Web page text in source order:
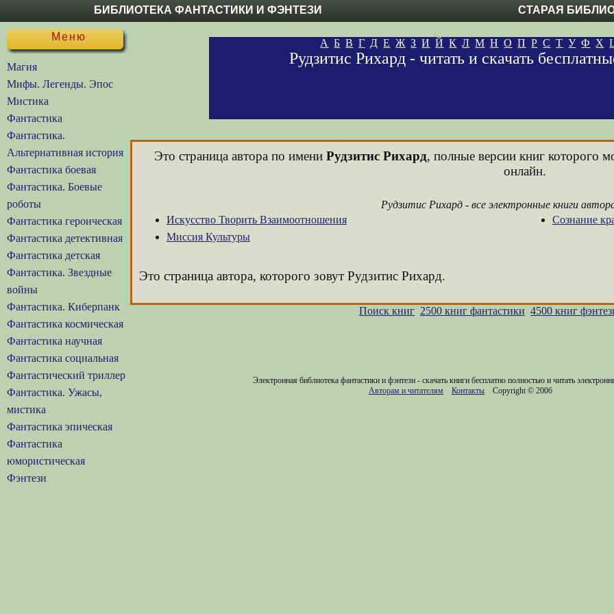
БИБЛИОТЕКА ФАНТАСТИКИ И ФЭНТЕЗИ СТАРАЯ
Меню
Магия
Мифы. Легенды. Эпос
Мистика
Фантастика
Фантастика.
Альтернативная история
Фантастика боевая
Фантастика. Боевые
роботы
Фантастика героическая
Фантастика детективная
Фантастика детская
Фантастика. Звездные
войны
Фантастика. Киберпанк
Фантастика космическая
Фантастика научная
Фантастика социальная
Фантастический триллер
Фантастика. Ужасы,
мистика
Фантастика эпическая
Фантастика
юмористическая
Фэнтези
А Б В Г Д Е Ж З И Й К Л М Н О П Р С Т У Ф Х
Рудзитис Рихард - читать и скачать
Это страница автора по имени Рудзитис Рихард, полные версии книг которого
онлайн.
Рудзитис Рихард - все электронные книги
Искусство Творить Взаимоотношения
Миссия Культуры
Сознание
Это страница автора, которого зовут Рудзитис Рихард.
Поиск книг 2500 книг фантастики 4500 книг
Электронная библиотека фантастики и фэнтези - скачать книги бесплатно полностью и читать
Авторам и читателям
Контакты Copyright © 2006